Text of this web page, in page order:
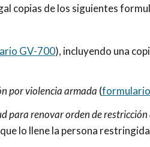
copias de los siguientes
GV-700), incluyendo una
por violencia armada (
para renovar orden de restricción
lo llene la persona